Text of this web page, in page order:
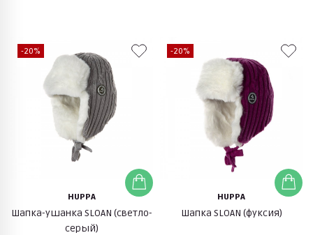
-20%
HUPPA
Шапка-ушанка SLOAN (светло-
серый)
-20%
HUPPA
Шапка SLOAN (фуксия)